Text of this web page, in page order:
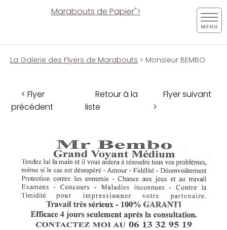
Marabouts de Papier">
La Galerie des Flyers de Marabouts > Monsieur BEMBO
< Flyer
précédent
Retour à la
liste
Flyer suivant
>